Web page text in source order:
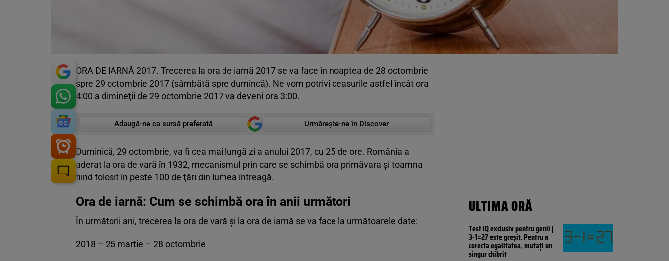
ORA DE IARNĂ 2017. Trecerea la ora de iarnă 2017 se va face în noaptea de 28 octombrie
spre 29 octombrie 2017 (sâmbătă spre dumincă). Ne vom potrivi ceasurile astfel încât ora
4:00 a dimineţii de 29 octombrie 2017 va deveni ora 3:00.
Adaugă-ne ca sursă preferată Urmărește-ne în Discover
Duminică, 29 octombrie, va fi cea mai lungă zi a anului 2017, cu 25 de ore. România a
aderat la ora de vară în 1932, mecanismul prin care se schimbă ora primăvara şi toamna
fiind folosit în peste 100 de ţări din lumea întreagă.
Ora de iarnă: Cum se schimbă ora în anii următori
În următorii ani, trecerea la ora de vară şi la ora de iarnă se va face la următoarele date:
2018 – 25 martie – 28 octombrie
ULTIMA ORĂ
Test IQ exclusiv pentru genii |
3-1=27 este greșit. Pentru a
corecta egalitatea, mutați un
singur chibrit